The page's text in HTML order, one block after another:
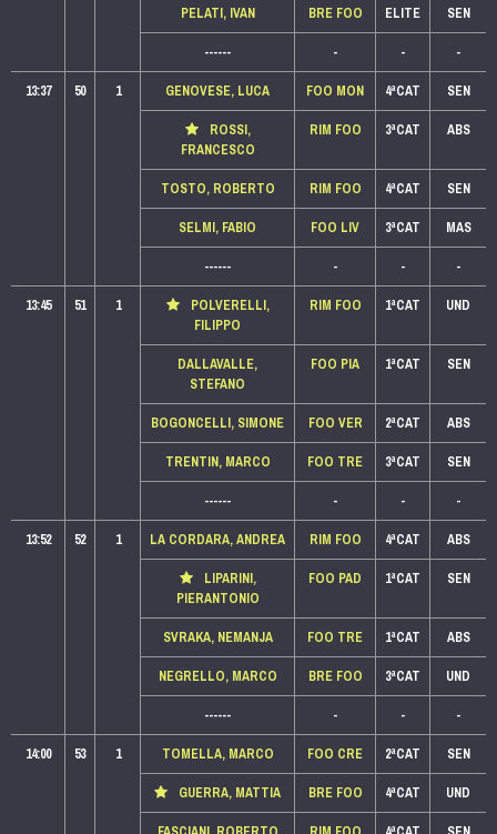
PELATI, IVAN
BRE FOO ELITE
SEN
------
- -
-
13:37
50 1 GENOVESE, LUCA FOO MON 4ªCAT
SEN
ROSSI,
FRANCESCO
RIM FOO 3ªCAT ABS
TOSTO, ROBERTO RIM FOO 4ªCAT
SEN
SELMI, FABIO
FOO LIV 3ªCAT
MAS
------
- -
-
13:45
51 1
POLVERELLI,
FILIPPO
RIM FOO 1ªCAT UND
DALLAVALLE,
STEFANO
FOO PIA 1ªCAT SEN
BOGONCELLI, SIMONE FOO VER 2ªCAT
ABS
TRENTIN, MARCO
FOO TRE 3ªCAT
SEN
------
- -
-
13:52
52 1 LA CORDARA, ANDREA RIM FOO 4ªCAT
ABS
LIPARINI,
PIERANTONIO
FOO PAD 1ªCAT SEN
SVRAKA, NEMANJA FOO TRE 1ªCAT
ABS
NEGRELLO, MARCO
BRE FOO 3ªCAT
UND
------
- -
-
14:00
53 1 TOMELLA, MARCO FOO CRE 2ªCAT
SEN
GUERRA, MATTIA
BRE FOO 4ªCAT
UND